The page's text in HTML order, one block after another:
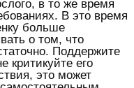
в то же время
В это время
больше
о том, что
Поддержите
критикуйте его
это может